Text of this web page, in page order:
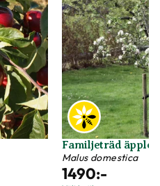
varor
får nya blad och
Om din växt har
så innebär det inte
av dålig kvalitet. Vi
plockar bort
Familjeträd äpple,
Malus domestica
1490:-